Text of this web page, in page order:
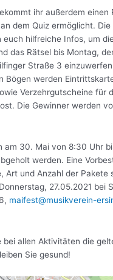
ihr außerdem einen
dem Quiz ermöglicht.
euch hilfreiche Infos, um
das Rätsel bis Montag,
Straße 3
Bögen werden
Verzehrgutscheine für
Die Gewinner werden
am 30. Mai von 8:30 Uhr
werden. Eine
Art und Anzahl der Pakete
27.05.2021 bei
maifest@musikverein-
bei allen Aktivitäten die
Sie gesund!